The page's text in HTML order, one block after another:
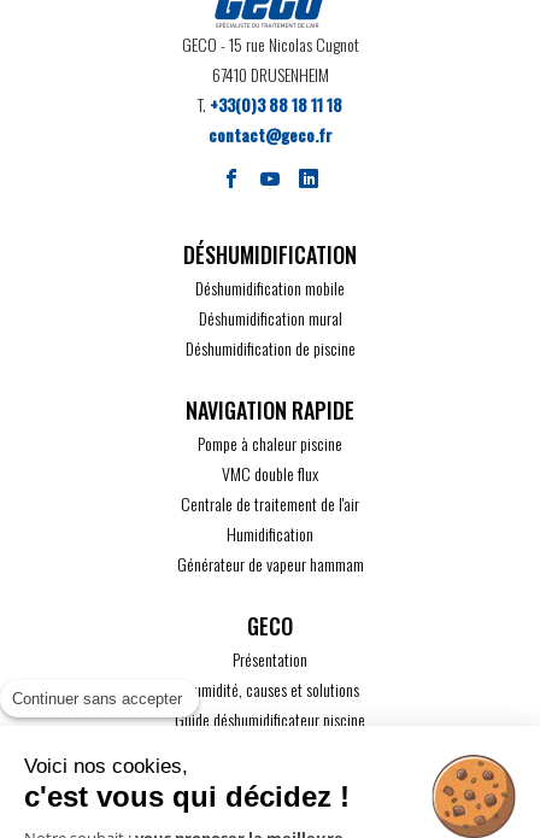
Continuer sans accepter
Voici nos cookies,
c'est vous qui décidez !
GECO- 15 rue Nicolas Cugnot
67410 DRUSENHEIM
T. +33(0)3 88 18 11 18
contact@geco.fr
DÉSHUMIDIFICATION
Déshumidification mobile
Déshumidification mural
Déshumidification de piscine
Pompe à chaleur piscine
VMC double flux
Centrale de traitement de l'air
Humidification
Générateur de vapeur hammam
GECO
Présentation
L'humidité, causes et solutions
Guide déshumidificateur piscine
Guide VMC